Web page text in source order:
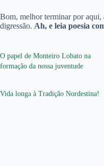
Bom, melhor terminar por aqui,
digressão. Ah, e leia poesia
O papel de Monteiro Lobato na
formação da nossa juventude
Vida longa à Tradição Nordestina!